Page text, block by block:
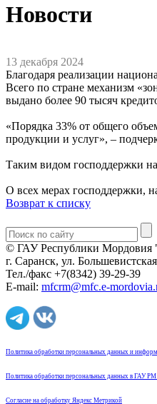
Новости
13 декабря 2024
Благодаря реализации
Всего по стране механизм
выдано более 90 тысяч
«Порядка 33% от общего
продукции и услуг», –
Таким видом господдержки
О всех мерах господдержки,
Возврат к списку
© ГАУ Республики
г. Саранск, ул.
Тел./факс +7(8342) 39-29-39
E-mail: mfcrm@mfc.e-
Политика обработки персональных данных и
Политика обработки персональных данных в ГАУ
Согласие на обработку Яндекс Метрикой